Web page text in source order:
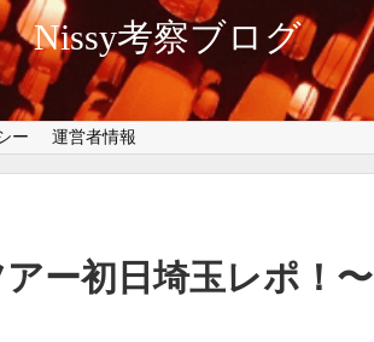
Nissy考察ブログ
ー 運営者情報
アー初日埼玉レポ！〜